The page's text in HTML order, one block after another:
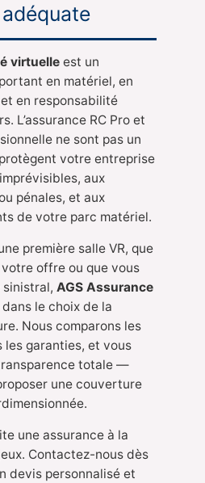
adéquate
virtuelle est un
en matériel, en
en responsabilité
L’assurance RC Pro et
ne sont pas un
votre entreprise
aux
pénales, et aux
de votre parc matériel.
première salle VR, que
offre ou que vous
sinistral, AGS Assurance
le choix de la
Nous comparons les
garanties, et vous
totale —
une couverture
une assurance à la
Contactez-nous dès
devis personnalisé et